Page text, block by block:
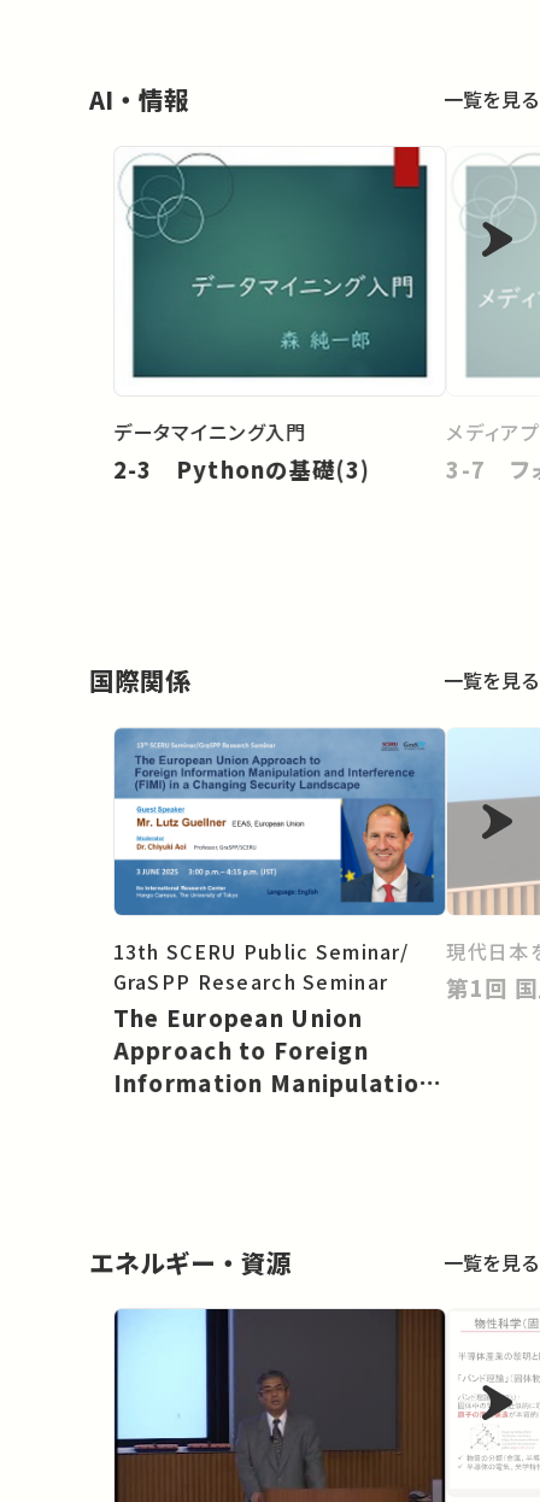
AI・情報 一覧を見る
データマイニング入門
2-3 Pythonの基礎(3)
メディア
3-7 フ
国際関係 一覧を見る
13th SCERU Public Seminar/
GraSPP Research Seminar
The European Union
Approach to Foreign
Information Manipulation
現代日本
第
エネルギー・資源 一覧を見る